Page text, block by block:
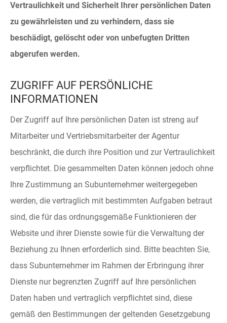
Vertraulichkeit und Sicherheit Ihrer persönlichen Daten
zu gewährleisten und zu verhindern, dass sie
beschädigt, gelöscht oder von unbefugten Dritten
abgerufen werden.
ZUGRIFF AUF PERSÖNLICHE
INFORMATIONEN
Der Zugriff auf Ihre persönlichen Daten ist streng auf
Mitarbeiter und Vertriebsmitarbeiter der Agentur
beschränkt, die durch ihre Position und zur Vertraulichkeit
verpflichtet. Die gesammelten Daten können jedoch ohne
Ihre Zustimmung an Subunternehmer weitergegeben
werden, die vertraglich mit bestimmten Aufgaben betraut
sind, die für das ordnungsgemäße Funktionieren der
Website und ihrer Dienste sowie für die Verwaltung der
Beziehung zu Ihnen erforderlich sind. Bitte beachten Sie,
dass Subunternehmer im Rahmen der Erbringung ihrer
Dienste nur begrenzten Zugriff auf Ihre persönlichen
Daten haben und vertraglich verpflichtet sind, diese
gemäß den Bestimmungen der geltenden Gesetzgebung